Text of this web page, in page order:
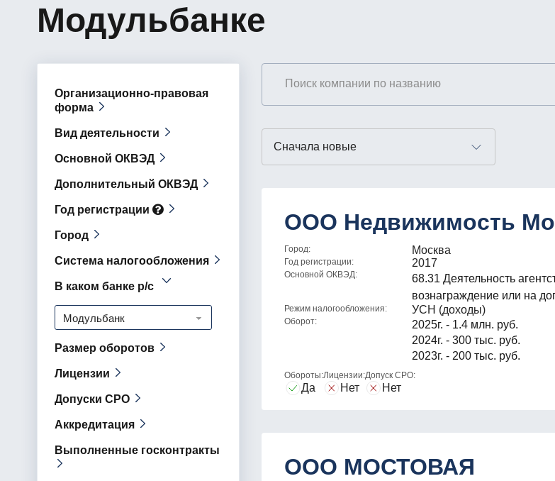
Модульбанке
Организационно-правовая
форма
Вид деятельности
Основной ОКВЭД
Дополнительный ОКВЭД
Год регистрации
Город
Система налогообложения
В каком банке р/с
Модульбанк
Размер оборотов
Лицензии
Допуски СРО
Аккредитация
Выполненные госконтракты
ООО Недвижимость
Город: Москва
Год регистрации: 2017
Основной ОКВЭД:
68.31 Деятельность
вознаграждение или на
Режим налогообложения: УСН (доходы)
Оборот:
2025г. - 1.4 млн. руб.
2024г. - 300 тыс. руб.
2023г. - 200 тыс. руб.
Обороты:
Да
Лицензии:
Нет
Допуск СРО:
Нет
ООО МОСТОВАЯ